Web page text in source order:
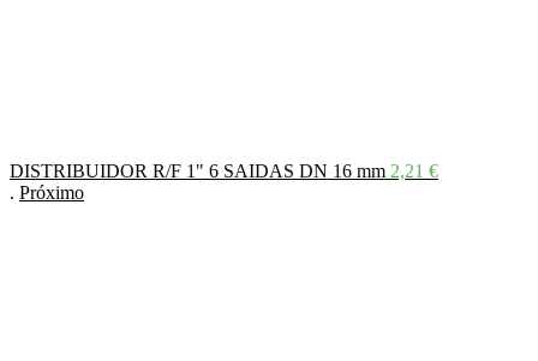
DISTRIBUIDOR R/F 1" 6 SAIDAS DN 16 mm 2,21 €
. Próximo